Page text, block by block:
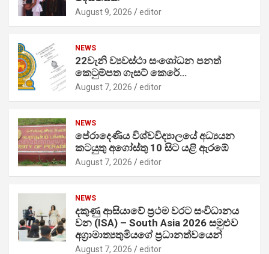
August 9, 2026 editor
NEWS
22වැනි ව්‍යවස්ථා සංශෝධන පනත්
කෙටුම්පත ගැසට් කෙරේ…
August 7, 2026 editor
NEWS
පේරාදෙණිය විශ්වවිද්‍යාලයේ අධ්‍යයන
කටයුතු අගෝස්තු 10 සිට යළි ඇරඹේ
August 7, 2026 editor
NEWS
දකුණු ආසියාවේ ප්‍රථම වරට සංවිධානය
වන (ISA) – South Asia 2026 සමුළුව
අග්‍රාමාත්‍යතුමියගේ ප්‍රධානත්වයෙන්
August 7, 2026 editor